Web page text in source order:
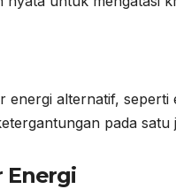
alternatif,
pada satu
Energi